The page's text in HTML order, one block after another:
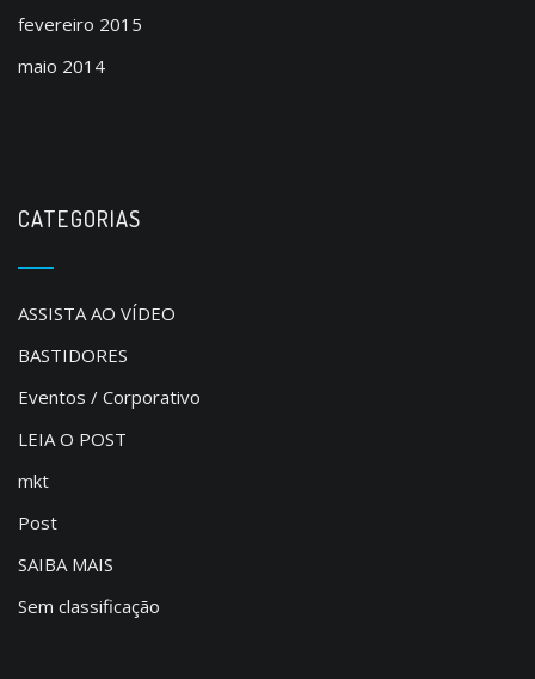
fevereiro 2015
maio 2014
CATEGORIAS
ASSISTA AO VÍDEO
BASTIDORES
Eventos / Corporativo
LEIA O POST
mkt
Post
SAIBA MAIS
Sem classificação